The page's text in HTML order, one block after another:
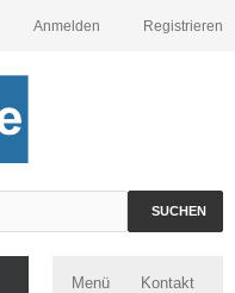
Registrieren
Anmelden
SUCHEN
Menü Kontakt